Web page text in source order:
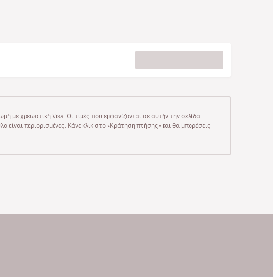
με χρεωστική Visa. Οι τιμές που εμφανίζονται σε αυτήν την σελίδα
είναι περιορισμένες. Κάνε κλικ στο «Κράτηση πτήσης» και θα μπορέσεις